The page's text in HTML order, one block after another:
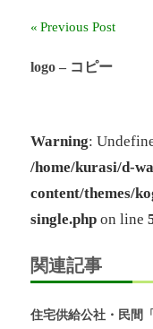
賃
貸」
一
覧
賃
宅
ィ
ー
奈
「奈
良
団
投
稿
ビ
ゲ
ョ
ン
Previous Post
logo – コピー
Warning:
/home/kurasi/d-
content/themes/
single.php on line
関連記事
住宅供給公社・民間